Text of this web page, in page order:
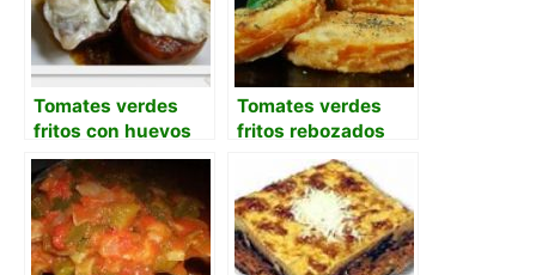
Tomates verdes
fritos con huevos
de codorniz y
Módena
Tomates verdes
fritos rebozados
con pan rallado y
albahaca